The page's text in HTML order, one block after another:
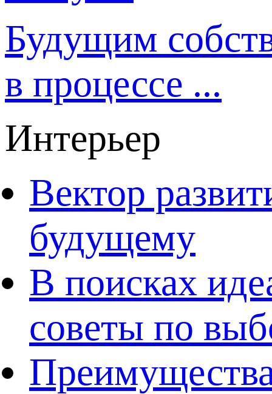
Будущим
в процессе ...
Интерьер
Вектор
будущему
В поисках
советы по